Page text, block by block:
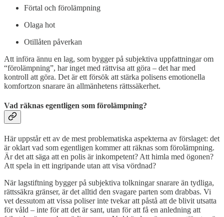
Förtal och förolämpning
Olaga hot
Otillåten påverkan
Att införa ännu en lag, som bygger på subjektiva uppfattningar om
“förolämpning”, har inget med rättvisa att göra – det har med
kontroll att göra. Det är ett försök att stärka polisens emotionella
komfortzon snarare än allmänhetens rättssäkerhet.
Vad räknas egentligen som förolämpning?
Här uppstår ett av de mest problematiska aspekterna av förslaget: det
är oklart vad som egentligen kommer att räknas som förolämpning.
Är det att säga att en polis är inkompetent? Att himla med ögonen?
Att spela in ett ingripande utan att visa vördnad?
När lagstiftning bygger på subjektiva tolkningar snarare än tydliga,
rättssäkra gränser, är det alltid den svagare parten som drabbas. Vi
vet dessutom att vissa poliser inte tvekar att påstå att de blivit utsatta
för våld – inte för att det är sant, utan för att få en anledning att